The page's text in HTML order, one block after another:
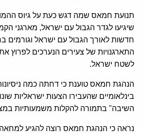
תנועת חמאס שמה דגש כעת על גיוס
שיגיעו לגדר הגבול עם ישראל, מארגני
חדשות לאורך הגבול עם ישראל וגורמים
התארגנויות של צעירים הנערכים לפרוץ
לשטח ישראל.
הנהגת חמאס טוענת כי דחתה כמה
בינלאומיים שהעבירו הצעות ישראליות
השיבה" בתמורה להקלות משמעותיות
נראה כי הנהגת חמאס רוצה להגיע